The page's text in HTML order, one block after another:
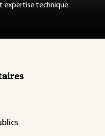
expertise technique.